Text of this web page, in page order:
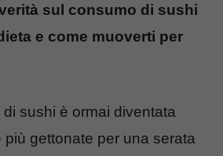
sul consumo di sushi
e come muoverti per
sushi è ormai diventata
più gettonate per una serata